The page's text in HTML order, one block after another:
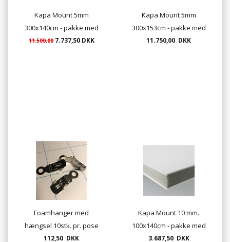
Kapa Mount 5mm
300x140cm - pakke med
18 plader (udgår
11.500,007.737,50 DKK
Kapa Mount 5mm
300x153cm - pakke med
16 plader "frit leveret"
11.750,00 DKK
Foamhanger med
hængsel 10stk. pr. pose
112,50 DKK
Kapa Mount 10 mm.
100x140cm - pakke med
12 plader "frit leveret"
3.687,50 DKK